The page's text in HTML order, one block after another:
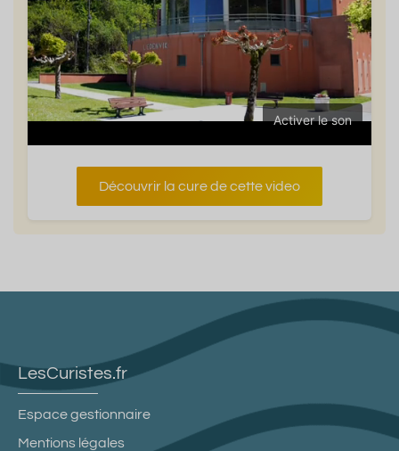
Activer le son
Découvrir la cure de cette video
LesCuristes.fr
Espace gestionnaire
Mentions légales